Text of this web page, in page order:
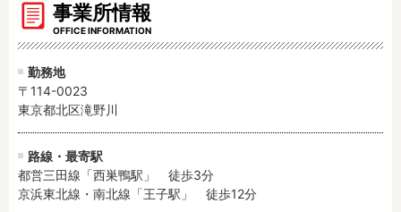
事業所情報
OFFICE INFORMATION
勤務地
〒114-0023
東京都北区滝野川
路線・最寄駅
都営三田線「西巣鴨駅」　徒歩3分
京浜東北線・南北線「王子駅」　徒歩12分